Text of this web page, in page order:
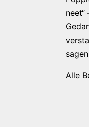
Alle